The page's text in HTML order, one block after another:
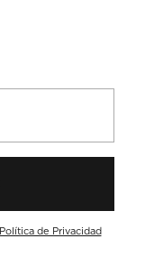
Política de Privacidad